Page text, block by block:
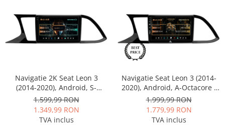
Mitsubishi
Land Rover
Honda
Rame adaptoare Mazda
Rame adaptoare Kia
Rame adaptoare Nissan
Rame adaptoare Fiat
Navigatie 2K Seat Leon 3
(2014-2020), Android, S-
Quadcore / 4GB RAM + 64GB
ROM, 9.5 Inch - AD-
BGS90042K+AD-BGRKIT047
1.599,99 RON
1.349,99 RON
TVA inclus
Navigatie Seat Leon 3 (2014-
2020), Android, A-Octacore /
4GB RAM + 64GB ROM, 9 Inch
- AD-BGA9004+AD-BGRKIT047
1.999,99 RON
1.779,99 RON
TVA inclus